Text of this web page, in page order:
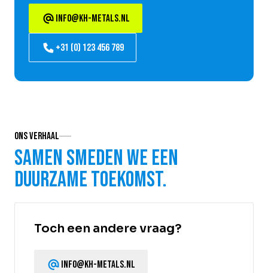
info@kh-metals.nl
+31 (0) 123 456 789
Ons verhaal
Samen smeden we een
duurzame toekomst.
Toch een andere vraag?
info@kh-metals.nl